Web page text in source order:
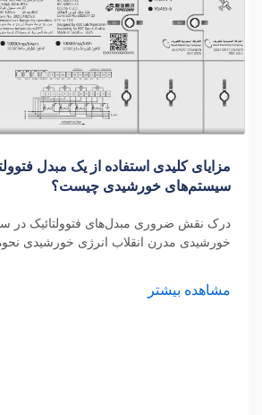
مزایای کلیدی استفاده از یک مبدل
سیستم‌های خورشیدی چیست؟
درک نقش ضروری مبدل‌های فتوولتائیک در
خورشیدی مدرن انقلاب انرژی خورشیدی نحوه
فتوولتائیک قرار دارد. این اس...
مشاهده بیشتر